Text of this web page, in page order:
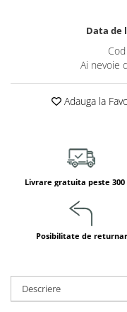
Cuburi și cărămizi
Jucarii de constructii
Puzzle
Dezvoltare cognitiva
Dezvoltare psihomotrica
Dezvoltare
Dezvoltare vestibulara
Jucarii de echilibru
Motricitate fina
Data de
Ai nevoie
Adauga la
Livrare gratuita peste 300
Posibilitate de
Descriere